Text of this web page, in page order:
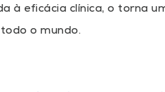
à eficácia clínica, o torna
o mundo.